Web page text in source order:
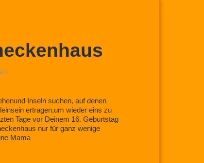
SCHNECKENHAUS
Inseln suchen, auf denen
ertragen,um wieder eins zu
Tage vor Deinem 16. Geburtstag
nur für ganz wenige
Mama